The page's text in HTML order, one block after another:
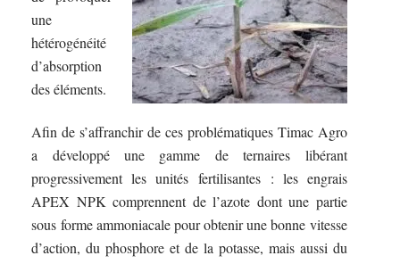
une
hétérogénéité
d’absorption
des éléments.
Afin de s’affranchir de ces problématiques Timac Agro
a développé une gamme de ternaires libérant
progressivement les unités fertilisantes : les engrais
APEX NPK comprennent de l’azote dont une partie
sous forme ammoniacale pour obtenir une bonne vitesse
d’action, du phosphore et de la potasse, mais aussi du